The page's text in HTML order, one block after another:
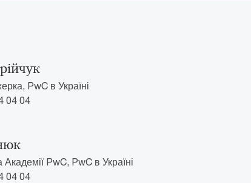
PwC в Україні
04 04
Академії PwC, PwC в Україні
04 04